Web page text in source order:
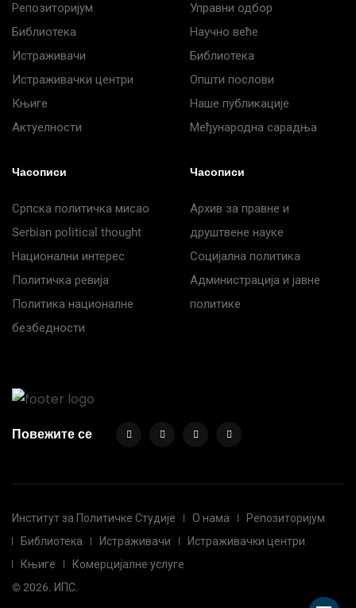
Репозиторијум
Библиотека
Истраживачи
Истраживачки центри
Књиге
Актуелности
Управни одбор
Научно веће
Библиотека
Општи послови
Наше публикације
Међународна сарадња
Часописи
Српска политичка мисао
Serbian political thought
Национални интерес
Политичка ревија
Политика националне
безбедности
Часописи
Архив за правне и
друштвене науке
Социјална политика
Администрација и јавне
политике
Повежите се
Институт за Политичке Студије О нама
Репозиторијум
Библиотека
Истраживачи
Истраживачки центри
Књиге
Комерцијалне услуге
© 2026. ИПС.